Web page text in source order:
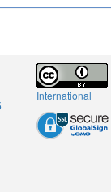
International